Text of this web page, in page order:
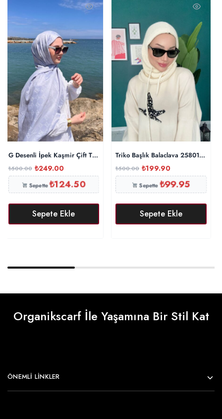
G Desenli İpek Kaşmir Çift Taraflı Şal 440344- Gümüş Gri
₺500.00 ₺249.00
Sepette₺124.50
Sepete Ekle
Triko Başlık Balaclava 25801 – Taş
₺500.00 ₺199.90
Sepette₺99.95
Sepete Ekle
Organikscarf İle Yaşamına Bir Stil Kat
ÖNEMLI LINKLER